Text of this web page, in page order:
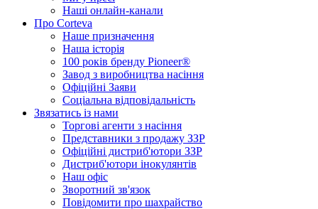
Наші онлайн-канали
Про Corteva
Наше призначення
Наша історія
100 років бренду Pioneer®
Завод з виробництва насіння
Офіційні Заяви
Соціальна відповідальність
Звязатись із нами
Торгові агенти з насіння
Представники з продажу ЗЗР
Офіційні дистриб'ютори ЗЗР
Дистриб'ютори інокулянтів
Наш офіс
Зворотний зв'язок
Повідомити про шахрайство